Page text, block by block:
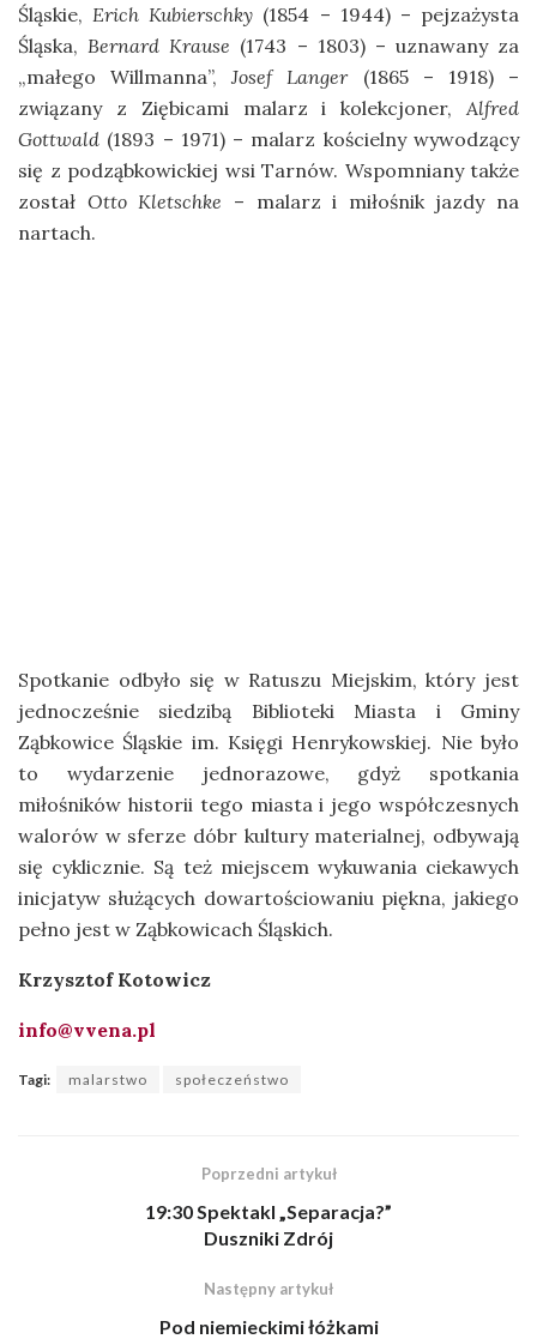
Śląskie, Erich Kubierschky (1854 – 1944) – pejzażysta
Śląska, Bernard Krause (1743 – 1803) – uznawany za
„małego Willmanna”,Josef Langer(1865 – 1918) –
związany z Ziębicami malarz i kolekcjoner, Alfred
Gottwald (1893 – 1971) – malarz kościelny wywodzący
się z podząbkowickiej wsi Tarnów. Wspomniany także
został Otto Kletschke – malarz i miłośnik jazdy na
nartach.
Spotkanie odbyło się w Ratuszu Miejskim, który jest
jednocześnie siedzibą Biblioteki Miasta i Gminy
Ząbkowice Śląskie im. Księgi Henrykowskiej. Nie było
to wydarzenie jednorazowe, gdyż spotkania
miłośników historii tego miasta i jego współczesnych
walorów w sferze dóbr kultury materialnej, odbywają
się cyklicznie. Są też miejscem wykuwania ciekawych
inicjatyw służących dowartościowaniu piękna, jakiego
pełno jest w Ząbkowicach Śląskich.
Krzysztof Kotowicz
info@vvena.pl
Tagi: malarstwo społeczeństwo
Poprzedni artykuł
19:30 Spektakl „Separacja?”
Duszniki Zdrój
Następny artykuł
Pod niemieckimi łóżkami